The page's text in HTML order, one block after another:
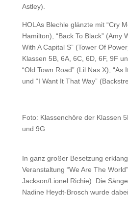
Astley).
HOLAs Blechle glänzte mit “Cry
Hamilton), “Back To Black” (Amy
With A Capital S” (Tower Of
Klassen 5B, 6A, 6C, 6D, 6F, 9F
“Old Town Road” (Lil Nas X), “As
und “I Want It That Way”
Foto: Klassenchöre der Klassen
und 9G
In ganz großer Besetzung
Veranstaltung “We Are The
Jackson/Lionel Richie). Die
Nadine Heydt-Brosch wurde